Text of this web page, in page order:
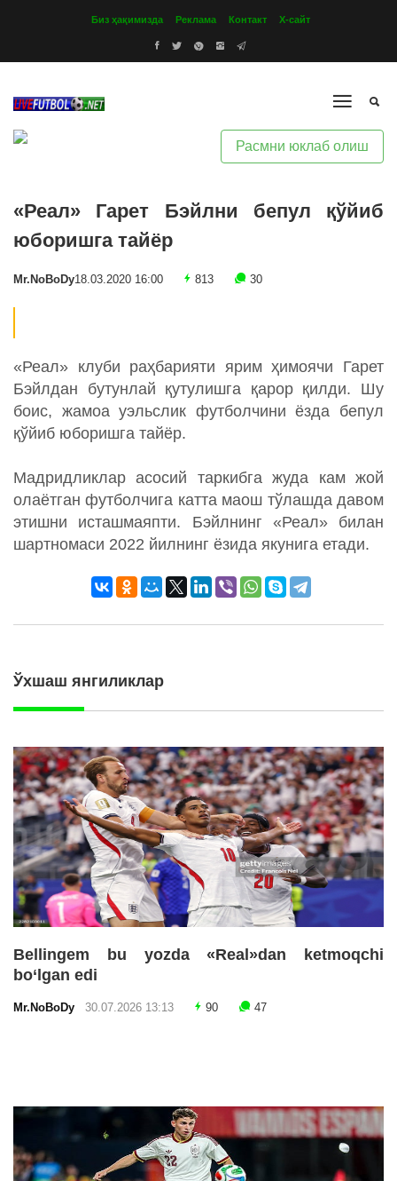
Биз ҳақимизда Реклама Контакт Х-сайт
Расмни юклаб олиш
«Реал» Гарет Бэйлни бепул қўйиб
юборишга тайёр
Mr.NoBoDy18.03.2020 16:00 813 30
«Реал» клуби раҳбарияти ярим ҳимоячи Гарет
Бэйлдан бутунлай қутулишга қарор қилди. Шу
боис, жамоа уэльслик футболчини ёзда бепул
қўйиб юборишга тайёр.
Мадридликлар асосий таркибга жуда кам жой
олаётган футболчига катта маош тўлашда давом
этишни исташмаяпти. Бэйлнинг «Реал» билан
шартномаси 2022 йилнинг ёзида якунига етади.
Ўхшаш янгиликлар
Bellingem bu yozda «Real»dan ketmoqchi
bo‘lgan edi
Mr.NoBoDy 30.07.2026 13:13 90 47